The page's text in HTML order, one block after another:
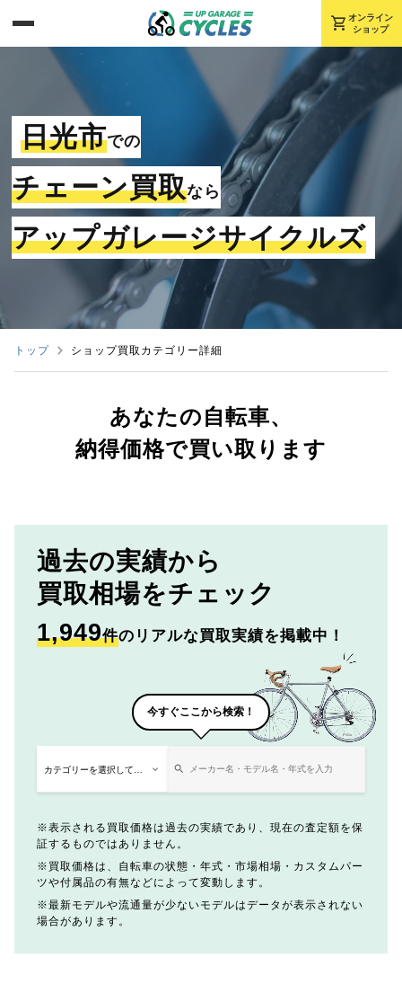
shopping_cart オンライン
ショップ
日光市での
チェーン買取なら
アップガレージサイクルズ
トップ ショップ買取カテゴリー詳細
あなたの自転車、
納得価格で買い取ります
過去の実績から
買取相場をチェック
1,949件のリアルな買取実績を掲載中！
今すぐここから検索！
表示される買取価格は過去の実績であり、現在の査定額を保
証するものではありません。
買取価格は、自転車の状態・年式・市場相場・カスタムパー
ツや付属品の有無などによって変動します。
最新モデルや流通量が少ないモデルはデータが表示されない
場合があります。